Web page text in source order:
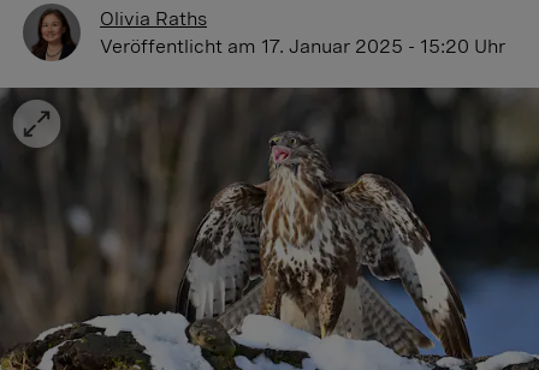
Olivia Raths
Veröffentlicht am 17. Januar 2025 - 15:20 Uhr